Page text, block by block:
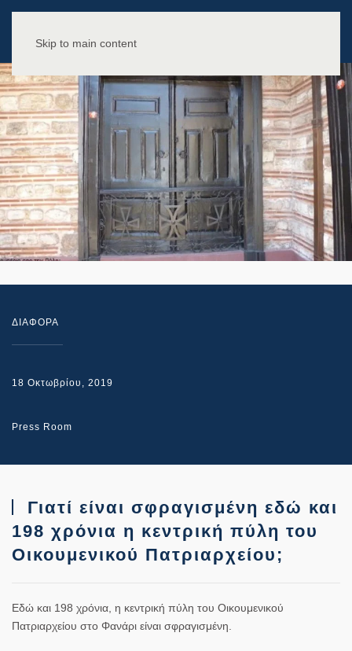
Skip to main content
ΔΙΑΦΟΡΑ
18 Οκτωβρίου, 2019
Press Room
Γιατί είναι σφραγισμένη εδώ και
198 χρόνια η κεντρική πύλη του
Οικουμενικού Πατριαρχείου;
Εδώ και 198 χρόνια, η κεντρική πύλη του Οικουμενικού
Πατριαρχείου στο Φανάρι είναι σφραγισμένη.